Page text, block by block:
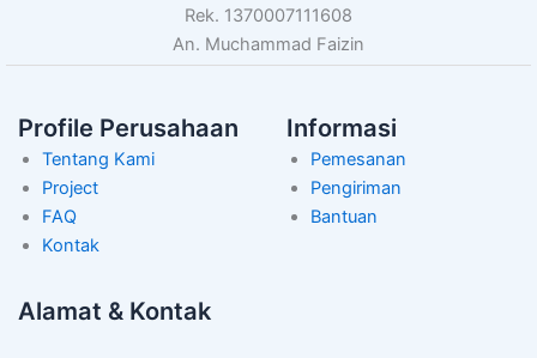
Rek. 1370007111608
An. Muchammad Faizin
Profile Perusahaan
Tentang Kami
Project
FAQ
Kontak
Informasi
Pemesanan
Pengiriman
Bantuan
Alamat & Kontak